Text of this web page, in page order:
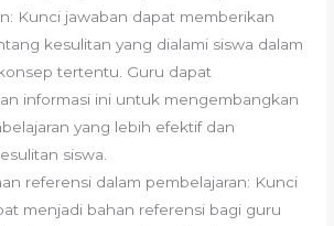
Kunci jawaban dapat memberikan
kesulitan yang dialami siswa dalam
tertentu. Guru dapat
informasi ini untuk mengembangkan
yang lebih efektif dan
siswa.
referensi dalam pembelajaran: Kunci
menjadi bahan referensi bagi guru